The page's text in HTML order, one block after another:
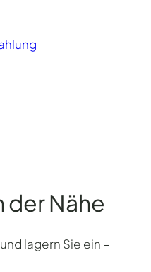
der Nähe
lagern Sie ein –